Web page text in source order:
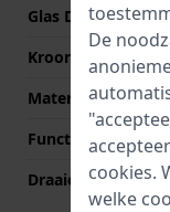
Glas Diameter
Kroon
Materiaal bezel
Functie bezel
Draaiende bezel
De
cookies.
welke